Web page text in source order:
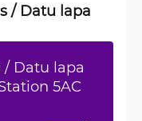
/ Datu lapa
/ Datu lapa
5AC